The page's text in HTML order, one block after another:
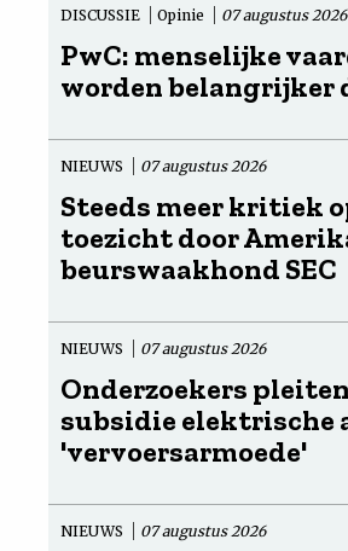
DISCUSSIE Opinie 07 augustus 2026
PwC: menselijke
worden belangrijker
NIEUWS 07 augustus 2026
Steeds meer kritiek
toezicht door
beurswaakhond SEC
NIEUWS 07 augustus 2026
Onderzoekers
subsidie elektrische
'vervoersarmoede'
NIEUWS 07 augustus 2026